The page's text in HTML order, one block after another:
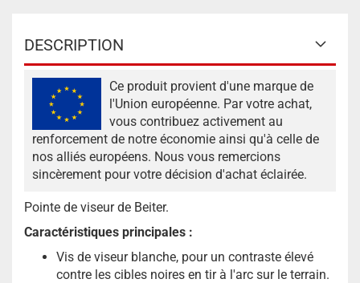
DESCRIPTION
Ce produit provient d'une marque de
l'Union européenne. Par votre achat,
vous contribuez activement au
renforcement de notre économie ainsi qu'à celle de
nos alliés européens. Nous vous remercions
sincèrement pour votre décision d'achat éclairée.
Pointe de viseur de Beiter.
Caractéristiques principales :
Vis de viseur blanche, pour un contraste élevé
contre les cibles noires en tir à l'arc sur le terrain.